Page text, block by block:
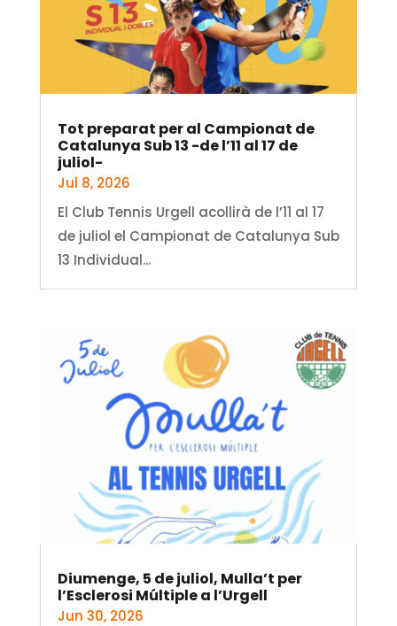
Tot preparat per al Campionat de
Catalunya Sub 13 -de l’11 al 17 de
juliol-
Jul 8, 2026
El Club Tennis Urgell acollirà de l’11 al 17
de juliol el Campionat de Catalunya Sub
13 Individual...
Diumenge, 5 de juliol, Mulla’t per
l’Esclerosi Múltiple a l’Urgell
Jun 30, 2026